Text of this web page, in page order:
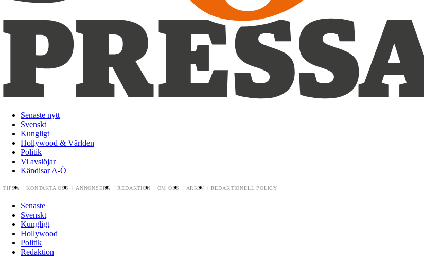
Senaste nytt
Svenskt
Kungligt
Hollywood & Världen
Politik
Vi avslöjar
Kändisar A-Ö
TIPSA KONTAKTA OSS ANNONSERA REDAKTION OM OSS ARKIV REDAKTIONELL POLICY
Senaste
Svenskt
Kungligt
Hollywood
Politik
Redaktion